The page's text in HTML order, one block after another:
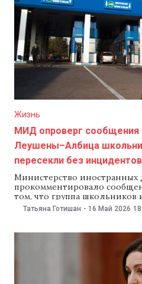
Жизнь
МИД опроверг сообщения
Леушены–Албица
пересекли без
Министерство
прокомментировало
том, что группа
несколько часов застряла
пересекли в обычном
ученики продолжают
Татьяна Готишан - 16 Май 2026